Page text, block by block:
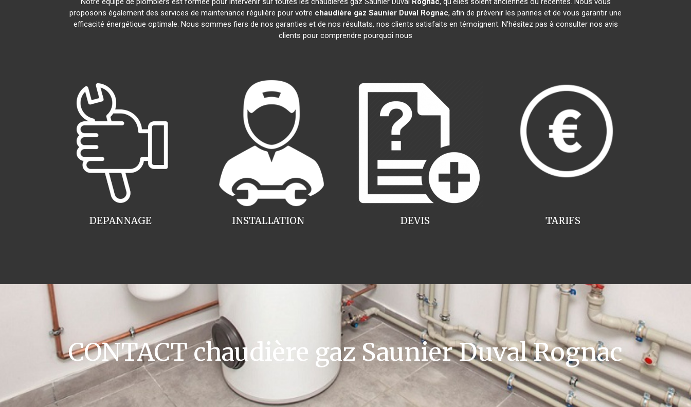
proposons également des services de maintenance régulière pour votre chaudière gaz Saunier Duval Rognac, afin de prévenir les pannes et de vous garantir une
efficacité énergétique optimale. Nous sommes fiers de nos garanties et de nos résultats, nos clients satisfaits en témoignent. N'hésitez pas à consulter nos avis
clients pour comprendre pourquoi nous
INSTALLATION
DEPANNAGE TARIFS
DEVIS
CONTACT chaudière gaz Saunier Duval Rognac